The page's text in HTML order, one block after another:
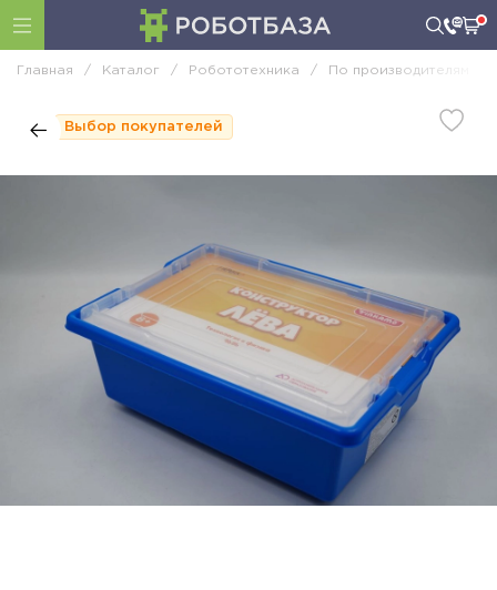
Главная / Каталог / Робототехника / По производителям
Выбор покупателей